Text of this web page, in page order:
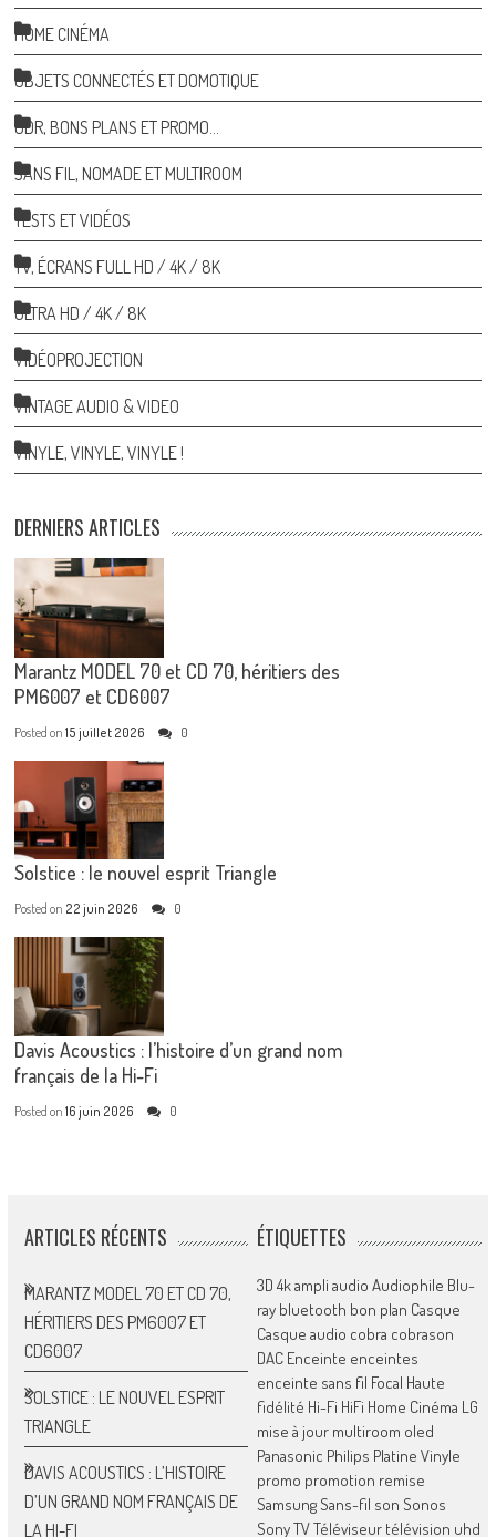
HOME CINÉMA
OBJETS CONNECTÉS ET DOMOTIQUE
ODR, BONS PLANS ET PROMO…
SANS FIL, NOMADE ET MULTIROOM
TESTS ET VIDÉOS
TV, ÉCRANS FULL HD / 4K / 8K
ULTRA HD / 4K / 8K
VIDÉOPROJECTION
VINTAGE AUDIO & VIDEO
VINYLE, VINYLE, VINYLE !
DERNIERS ARTICLES
Marantz MODEL 70 et CD 70, héritiers des
PM6007 et CD6007
Posted on15 juillet 2026 0
Solstice : le nouvel esprit Triangle
Posted on 22 juin 2026 0
Davis Acoustics : l’histoire d’un grand nom
français de la Hi-Fi
Posted on16 juin 2026 0
ARTICLES RÉCENTS
MARANTZ MODEL 70 ET CD 70,
HÉRITIERS DES PM6007 ET
CD6007
SOLSTICE : LE NOUVEL ESPRIT
TRIANGLE
DAVIS ACOUSTICS : L’HISTOIRE
D’UN GRAND NOM FRANÇAIS DE
LA HI-FI
ÉTIQUETTES
3D 4kampli audio Audiophile Blu-
ray bluetooth bon plan Casque
Casque audio cobra cobrason
DAC Enceinte enceintes
enceinte sans fil Focal Haute
fidélité Hi-Fi HiFi Home Cinéma LG
mise à jour multiroom oled
Panasonic Philips Platine Vinyle
promo promotion remise
SamsungSans-fil son Sonos
SonyTVTéléviseur télévision uhd